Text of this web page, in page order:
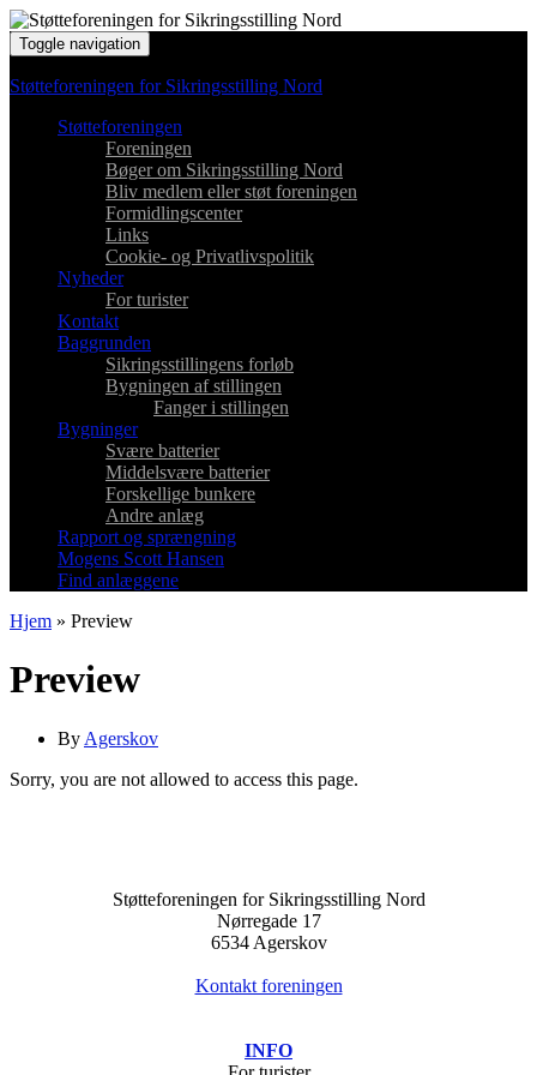
Toggle navigation
Støtteforeningen for Sikringsstilling Nord
Støtteforeningen
Foreningen
Bøger om Sikringsstilling Nord
Bliv medlem eller støt foreningen
Formidlingscenter
Links
Cookie- og Privatlivspolitik
Nyheder
For turister
Kontakt
Baggrunden
Sikringsstillingens forløb
Bygningen af stillingen
Fanger i stillingen
Bygninger
Svære batterier
Middelsvære batterier
Forskellige bunkere
Andre anlæg
Rapport og sprængning
Mogens Scott Hansen
Find anlæggene
Hjem » Preview
Preview
By Agerskov
Sorry, you are not allowed to access this page.
Støtteforeningen for Sikringsstilling Nord
Nørregade 17
6534 Agerskov
Kontakt foreningen
INFO